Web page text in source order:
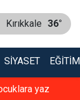
Kırıkkale 36°
SIYASET EĞITIM
yaz